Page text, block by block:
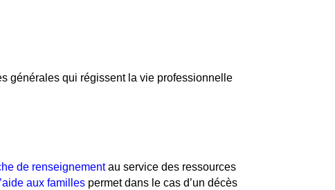
générales qui régissent la vie professionnelle
de renseignementau service des ressources
aux familles permet dans le cas d’un décès